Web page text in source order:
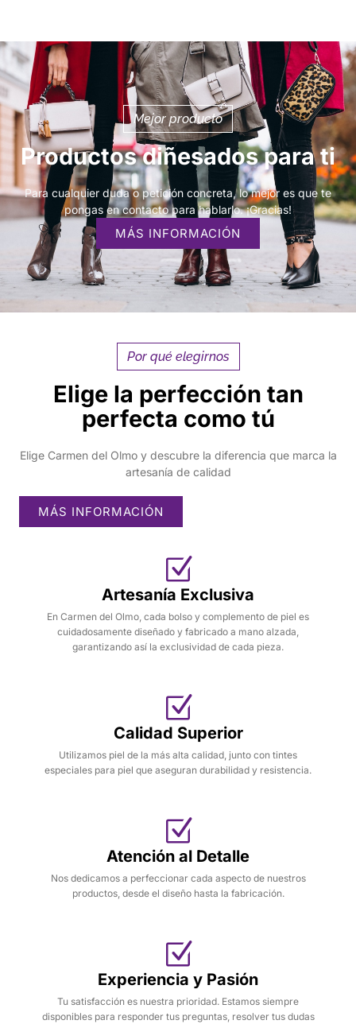
Mejor producto
Productos diñesados para ti
Para cualquier duda o petición concreta, lo mejor es que te
pongas en contacto para hablarlo. ¡Gracias!
MÁS INFORMACIÓN
Por qué elegirnos
Elige la perfección tan
perfecta como tú
Elige Carmen del Olmo y descubre la diferencia que marca la
artesanía de calidad
MÁS INFORMACIÓN
Artesanía Exclusiva
En Carmen del Olmo, cada bolso y complemento de piel es
cuidadosamente diseñado y fabricado a mano alzada,
garantizando así la exclusividad de cada pieza.
Calidad Superior
Utilizamos piel de la más alta calidad, junto con tintes
especiales para piel que aseguran durabilidad y resistencia.
Atención al Detalle
Nos dedicamos a perfeccionar cada aspecto de nuestros
productos, desde el diseño hasta la fabricación.
Experiencia y Pasión
Tu satisfacción es nuestra prioridad. Estamos siempre
disponibles para responder tus preguntas, resolver tus dudas